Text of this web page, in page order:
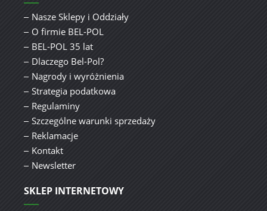
Nasze Sklepy i Oddziały
O firmie BEL-POL
BEL-POL 35 lat
Dlaczego Bel-Pol?
Nagrody i wyróżnienia
Strategia podatkowa
Regulaminy
Szczególne warunki sprzedaży
Reklamacje
Kontakt
Newsletter
SKLEP INTERNETOWY